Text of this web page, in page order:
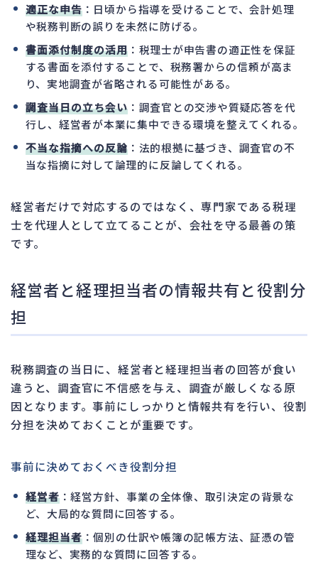
適正な申告：日頃から指導を受けることで、会計処理
や税務判断の誤りを未然に防げる。
書面添付制度の活用：税理士が申告書の適正性を保証
する書面を添付することで、税務署からの信頼が高ま
り、実地調査が省略される可能性がある。
調査当日の立ち会い：調査官との交渉や質疑応答を代
行し、経営者が本業に集中できる環境を整えてくれる。
不当な指摘への反論：法的根拠に基づき、調査官の不
当な指摘に対して論理的に反論してくれる。
経営者だけで対応するのではなく、専門家である税理
士を代理人として立てることが、会社を守る最善の策
です。
経営者と経理担当者の情報共有と役割分
担
税務調査の当日に、経営者と経理担当者の回答が食い
違うと、調査官に不信感を与え、調査が厳しくなる原
因となります。事前にしっかりと情報共有を行い、役割
分担を決めておくことが重要です。
事前に決めておくべき役割分担
経営者：経営方針、事業の全体像、取引決定の背景な
ど、大局的な質問に回答する。
経理担当者：個別の仕訳や帳簿の記帳方法、証憑の管
理など、実務的な質問に回答する。